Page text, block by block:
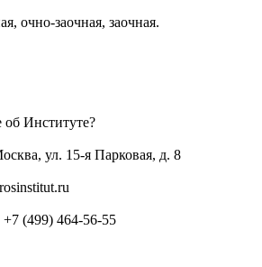
очно-заочная, заочная.
об Институте?
ул. 15-я Парковая, д. 8
(499) 464-56-55